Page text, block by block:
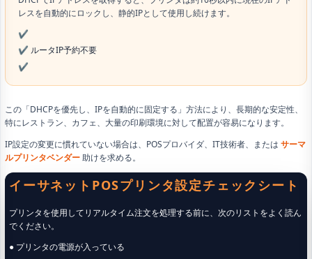
レスを自動的にロックし、静的IPとして使用し続けます。
✔
✔ ルータIP予約不要
✔
この「DHCPを優先し、IPを自動的に固定する」方法により、長期的な安定性、
特にレストラン、カフェ、大量の印刷環境に対して配置が容易になります。
IP設定の変更に慣れていない場合は、POSプロバイダ、IT技術者、または サーマ
ルプリンタベンダー助けを求める。
イーサネットPOSプリンタ設定チェックシート
プリンタを使用してリアルタイム注文を処理する前に、次のリストをよく読ん
でください。
● プリンタの電源が入っている